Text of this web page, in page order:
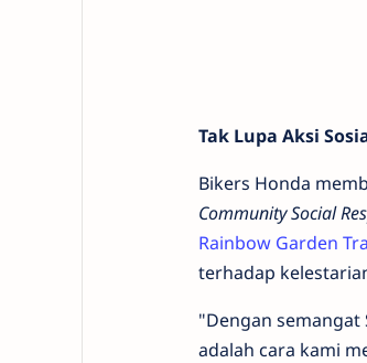
Tak Lupa Aksi
Bikers Honda
Community Social
Rainbow Garden
terhadap
"Dengan semangat
adalah cara kami